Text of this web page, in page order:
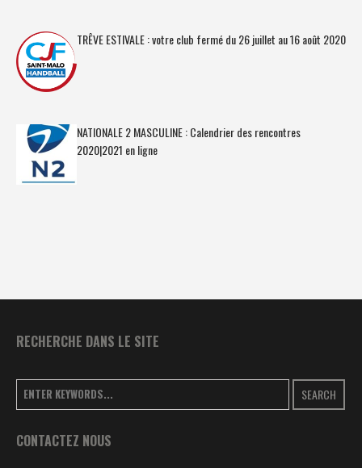
TRÊVE ESTIVALE : votre club fermé du 26 juillet au 16 août 2020
NATIONALE 2 MASCULINE : Calendrier des rencontres
2020|2021 en ligne
RECHERCHE DANS LE SITE
SEARCH
CONTACTEZ NOUS